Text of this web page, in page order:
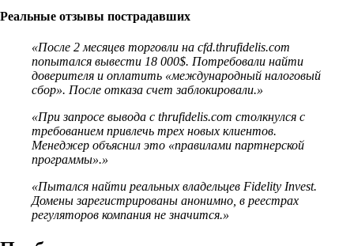
Реальные отзывы пострадавших
«После 2 месяцев торговли на cfd.thrufidelis.com
попытался вывести 18 000$. Потребовали найти
доверителя и оплатить «международный налоговый
сбор». После отказа счет заблокировали.»
«При запросе вывода с thrufidelis.com столкнулся с
требованием привлечь трех новых клиентов.
Менеджер объяснил это «правилами партнерской
программы».»
«Пытался найти реальных владельцев Fidelity Invest.
Домены зарегистрированы анонимно, в реестрах
регуляторов компания не значится.»